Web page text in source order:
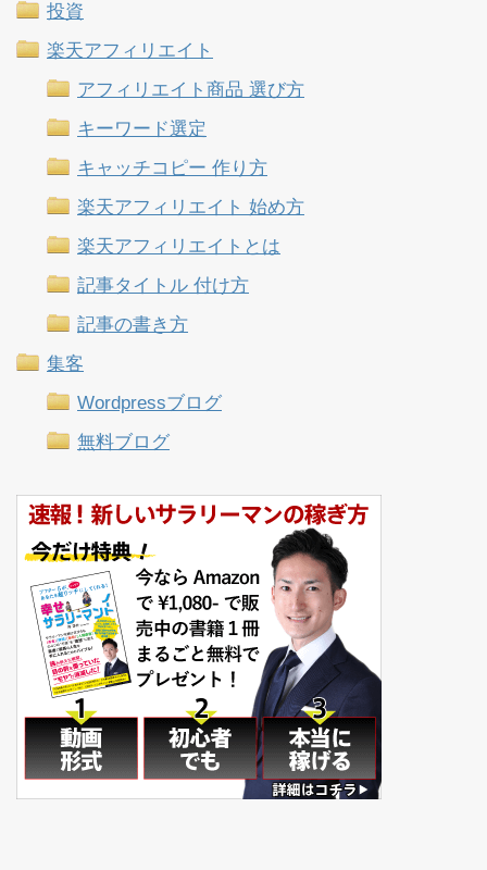
投資
楽天アフィリエイト
アフィリエイト商品 選び方
キーワード選定
キャッチコピー 作り方
楽天アフィリエイト 始め方
楽天アフィリエイトとは
記事タイトル 付け方
記事の書き方
集客
Wordpressブログ
無料ブログ